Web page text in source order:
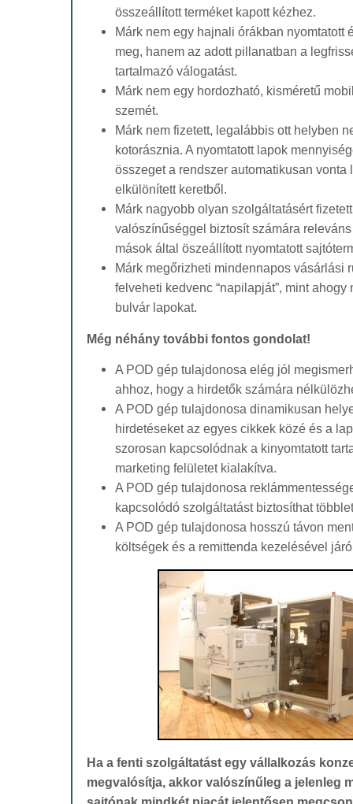
összeállított terméket kapott kézhez.
Márk nem egy hajnali órákban nyomtatott
meg, hanem az adott pillanatban a
tartalmazó válogatást.
Márk nem egy hordozható, kisméretű
szemét.
Márk nem fizetett, legalábbis ott helyben
kotorásznia. A nyomtatott lapok
összeget a rendszer automatikusan vonta
elkülönített keretből.
Márk nagyobb olyan szolgáltatásért
valószínűséggel biztosít számára
mások által öszeállított nyomtatott
Márk megőrizheti mindennapos vásárlási
felveheti kedvenc “napilapját”, mint
bulvár lapokat.
Még néhány további fontos gondolat!
A POD gép tulajdonosa elég jól
ahhoz, hogy a hirdetők számára
A POD gép tulajdonosa dinamikusan
hirdetéseket az egyes cikkek közé és a
szorosan kapcsolódnak a kinyomtatott
marketing felületet kialakítva.
A POD gép tulajdonosa
kapcsolódó szolgáltatást biztosíthat
A POD gép tulajdonosa hosszú távon
költségek és a remittenda kezelésével
Ha a fenti szolgáltatást egy vállalkozás
megvalósítja, akkor valószínűleg a jelenleg